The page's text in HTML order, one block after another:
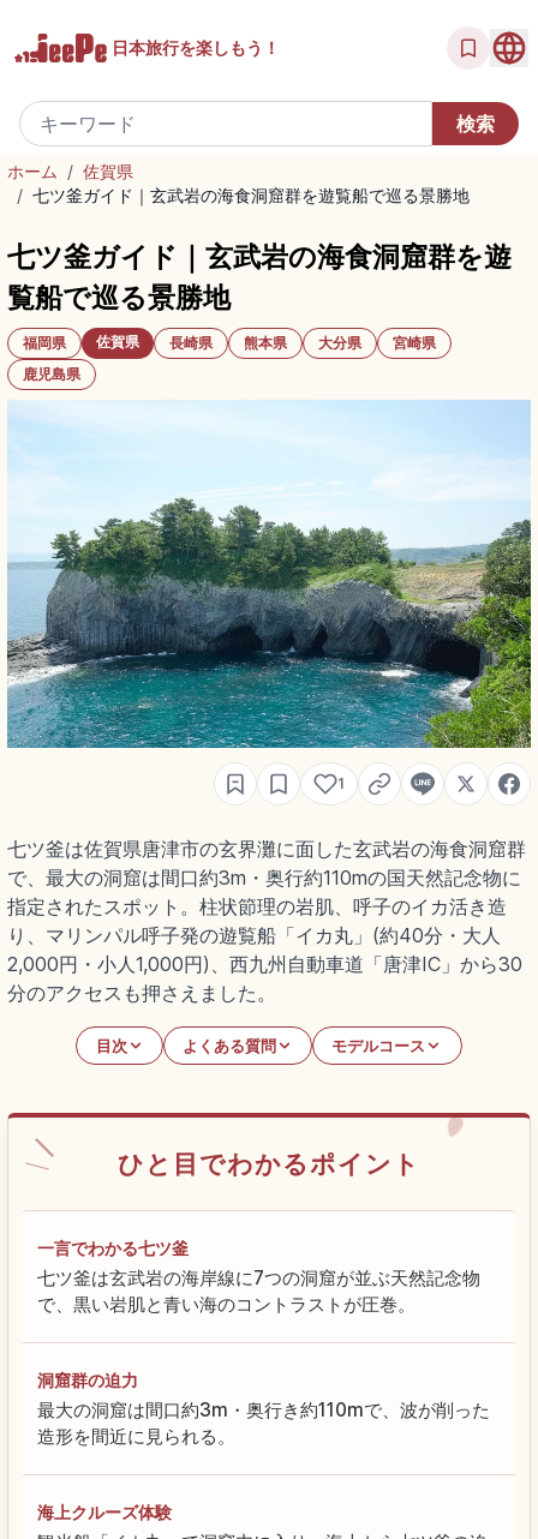
日本旅行を楽しもう！
ホーム / 佐賀県
/ 七ツ釜ガイド｜玄武岩の海食洞窟群を遊覧船で巡る景勝地
七ツ釜ガイド｜玄武岩の海食洞窟群を遊
覧船で巡る景勝地
福岡県 佐賀県 長崎県 熊本県 大分県
宮崎県
鹿児島県
1
七ツ釜は佐賀県唐津市の玄界灘に面した玄武岩の海食洞窟群
で、最大の洞窟は間口約3m・奥行約110mの国天然記念物に
指定されたスポット。柱状節理の岩肌、呼子のイカ活き造
り、マリンパル呼子発の遊覧船「イカ丸」(約40分・大人
2,000円・小人1,000円)、西九州自動車道「唐津IC」から30
分のアクセスも押さえました。
目次 よくある質問 モデルコース
ひと目でわかるポイント
一言でわかる七ツ釜
七ツ釜は玄武岩の海岸線に7つの洞窟が並ぶ天然記念物
で、黒い岩肌と青い海のコントラストが圧巻。
洞窟群の迫力
最大の洞窟は間口約3m・奥行き約110mで、波が削った
造形を間近に見られる。
海上クルーズ体験